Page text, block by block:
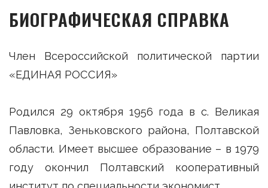
БИОГРАФИЧЕСКАЯ СПРАВКА
Член Всероссийской политической партии
«ЕДИНАЯ РОССИЯ»
Родился 29 октября 1956 года в с. Великая
Павловка, Зеньковского района, Полтавской
области. Имеет высшее образование – в 1979
году окончил Полтавский кооперативный